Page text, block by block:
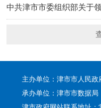
中共津市市委组织部关于
主办单位：津市市人民
承办单位：津市市数据局